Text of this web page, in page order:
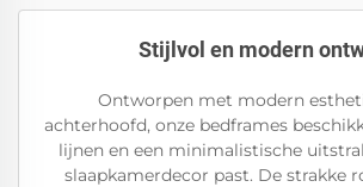
Stijlvol en modern
Ontworpen met modern
achterhoofd, onze bedframes
lijnen en een minimalistische
slaapkamerdecor past. De strakke